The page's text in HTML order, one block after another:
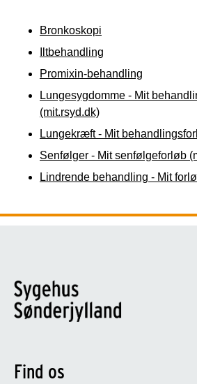
Bronkoskopi
Iltbehandling
Promixin-behandling
Lungesygdomme - Mit
(mit.rsyd.dk)
Lungekræft - Mit
Senfølger - Mit senfølgeforløb
Lindrende behandling - Mit
Find os